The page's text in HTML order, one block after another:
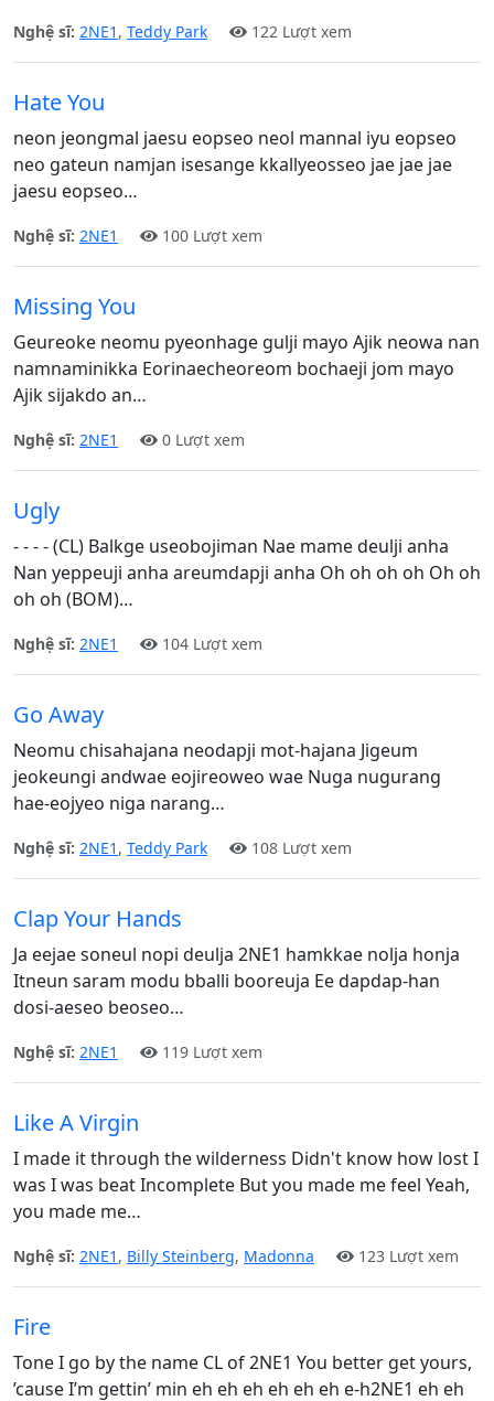
Nghệ sĩ: 2NE1 , Teddy Park 122 Lượt xem
Hate You
neon jeongmal jaesu eopseo neol mannal iyu eopseo
neo gateun namjan isesange kkallyeosseo jae jae jae
jaesu eopseo…
Nghệ sĩ: 2NE1 100 Lượt xem
Missing You
Geureoke neomu pyeonhage gulji mayo Ajik neowa nan
namnaminikka Eorinaecheoreom bochaeji jom mayo
Ajik sijakdo an…
Nghệ sĩ: 2NE1 0 Lượt xem
Ugly
- - - - (CL) Balkge useobojiman Nae mame deulji anha
Nan yeppeuji anha areumdapji anha Oh oh oh oh Oh oh
oh oh (BOM)…
Nghệ sĩ: 2NE1 104 Lượt xem
Go Away
Neomu chisahajana neodapji mot-hajana Jigeum
jeokeungi andwae eojireoweo wae Nuga nugurang
hae-eojyeo niga narang…
Nghệ sĩ: 2NE1 , Teddy Park 108 Lượt xem
Clap Your Hands
Ja eejae soneul nopi deulja 2NE1 hamkkae nolja honja
Itneun saram modu bballi booreuja Ee dapdap-han
dosi-aeseo beoseo…
Nghệ sĩ: 2NE1 119 Lượt xem
Like A Virgin
I made it through the wilderness Didn't know how lost I
was I was beat Incomplete But you made me feel Yeah,
you made me…
Nghệ sĩ: 2NE1 , Billy Steinberg, Madonna 123 Lượt xem
Fire
Tone I go by the name CL of 2NE1 You better get yours,
’cause I’m gettin’ min eh eh eh eh eh eh e-h2NE1 eh eh